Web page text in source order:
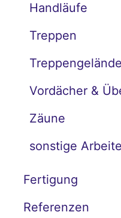
Handläufe
Treppen
Vordächer &
Zäune
sonstige
Fertigung
Referenzen